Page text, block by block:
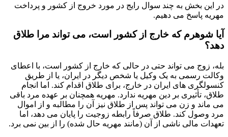
در این بخش به چند سوال رایج در مورد خروج از کشور و پرداخت
مهریه پاسخ می دهیم.
آیا شوهرم که خارج از کشور است، می تواند مرا طلاق
دهد؟
بله، زوج می تواند حتی در حالی که خارج از کشور است، با اعطای
وکالت رسمی به یک وکیل یا شخص دیگر در ایران، یا از طریق
کنسولگری های ایران در خارج، برای طلاق اقدام کند. اما انجام
طلاق، تأثیری بر دین مهریه ندارد. مهریه همچنان بر عهده مرد باقی
می ماند و زن می تواند پس از طلاق نیز آن را مطالبه و از اموال
مرد وصول کند. طلاق صرفاً رابطه زوجیت را پایان می دهد، اما
تعهدات مالی ناشی از آن (مانند مهریه حال شده) را از بین نمی برد.